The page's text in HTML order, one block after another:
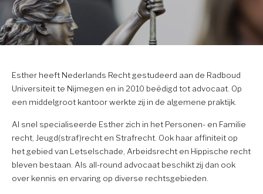
Esther heeft Nederlands Recht gestudeerd aan de Radboud
Universiteit te Nijmegen en in 2010 beëdigd tot advocaat. Op
een middelgroot kantoor werkte zij in de algemene praktijk.
Al snel specialiseerde Esther zich in het Personen- en Familie
recht, Jeugd(straf)recht en Strafrecht. Ook haar affiniteit op
het gebied van Letselschade, Arbeidsrecht en Hippische recht
bleven bestaan. Als all-round advocaat beschikt zij dan ook
over kennis en ervaring op diverse rechtsgebieden.